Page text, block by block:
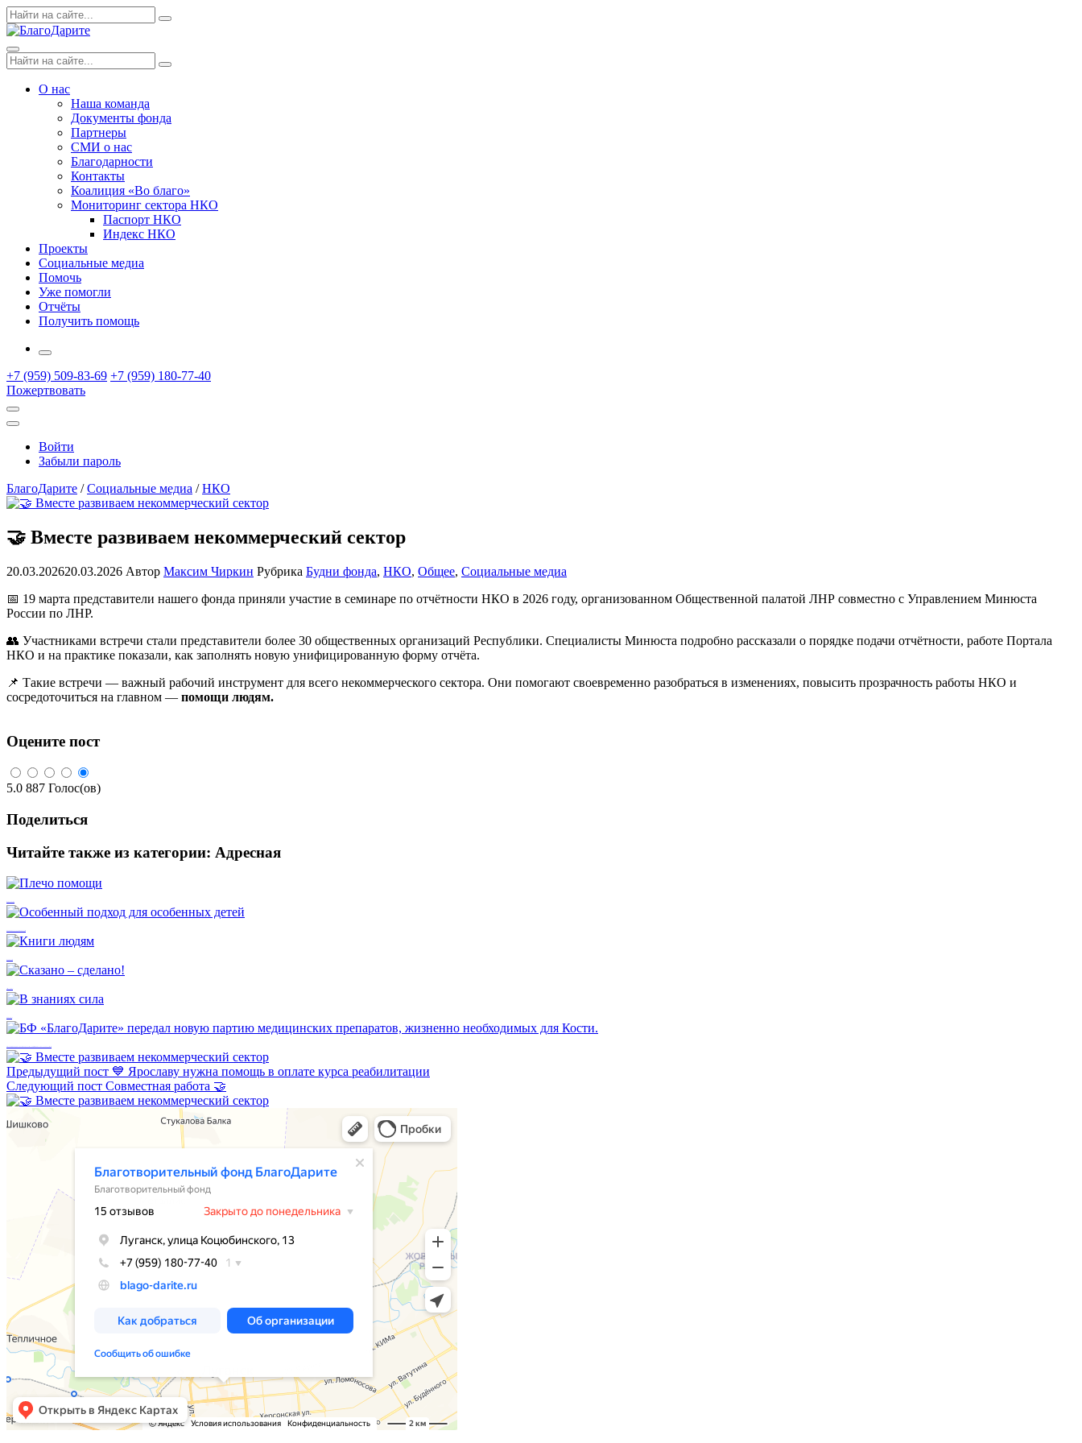
Skip
to
Поиск
по:
Search
Menu
Поиск
по:
Search
О нас
Наша команда
Документы фонда
Партнеры
СМИ о нас
Благодарности
Контакты
Коалиция «Во благо»
Мониторинг сектора НКО
Паспорт НКО
Индекс НКО
Проекты
Социальные медиа
Помочь
Уже помогли
Отчёты
Получить помощь
More
+7 (959) 509-83-69 +7 (959) 180-77-40
Пожертвовать
Открыть
поиск
Профиль
Войти
Забыли пароль
БлагоДарите /Социальные медиа /НКО
🤝 Вместе развиваем некоммерческий сектор
20.03.202620.03.2026 Автор Максим Чиркин Рубрика Будни фонда, НКО, Общее, Социальные медиа
📅 19 марта представители нашего фонда приняли участие в семинаре по отчётности НКО в 2026 году, организованном Общественной палатой ЛНР совместно с Управлением Минюста
России по ЛНР.
👥 Участниками встречи стали представители более 30 общественных организаций Республики. Специалисты Минюста подробно рассказали о порядке подачи отчётности, работе Портала
НКО и на практике показали, как заполнять новую унифицированную форму отчёта.
📌 Такие встречи — важный рабочий инструмент для всего некоммерческого сектора. Они помогают своевременно разобраться в изменениях, повысить прозрачность работы НКО и
сосредоточиться на главном — помощи людям.
Оцените пост
5.0 887 Голос(ов)
Поделиться
Читайте также из категории: Адресная
Предыдущий пост 💙 Ярославу нужна помощь в оплате курса реабилитации
Следующий пост Совместная работа 🤝